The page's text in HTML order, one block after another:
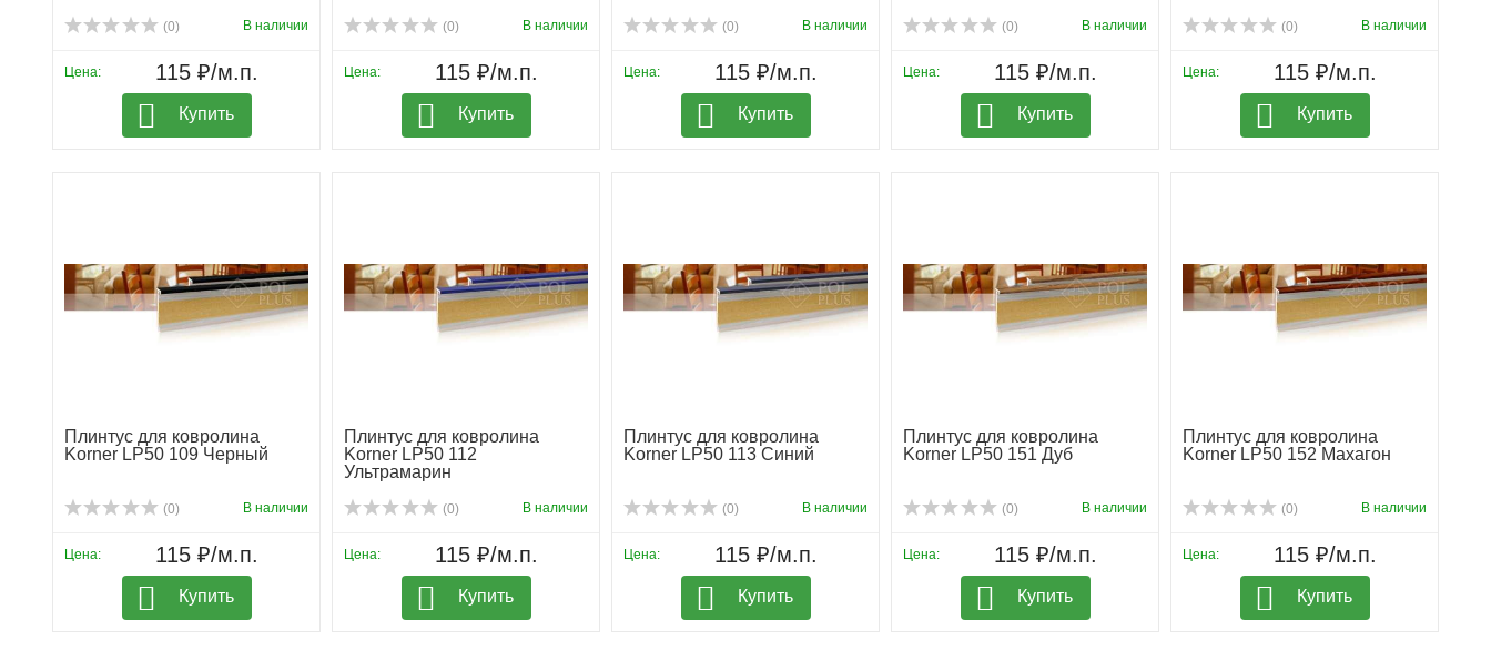
(0) В наличии
Цена: 115 ₽/м.п.
Купить
(0) В наличии
Цена: 115 ₽/м.п.
Купить
(0) В наличии
Цена: 115 ₽/м.п.
Купить
(0) В наличии
Цена: 115 ₽/м.п.
Купить
(0) В наличии
Цена: 115 ₽/м.п.
Купить
Плинтус для ковролина
Korner LP50 109 Черный
(0) В наличии
Цена: 115 ₽/м.п.
Купить
Плинтус для ковролина
Korner LP50 112
Ультрамарин
(0) В наличии
Цена: 115 ₽/м.п.
Купить
Плинтус для ковролина
Korner LP50 113 Синий
(0) В наличии
Цена: 115 ₽/м.п.
Купить
Плинтус для ковролина
Korner LP50 151 Дуб
(0) В наличии
Цена: 115 ₽/м.п.
Купить
Плинтус для ковролина
Korner LP50 152 Махагон
(0) В наличии
Цена: 115 ₽/м.п.
Купить